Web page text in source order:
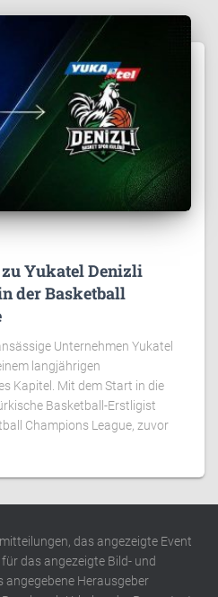
Yukatel Denizli
der Basketball
Unternehmen Yukatel
langjährigen
Kapitel. Mit dem Start in die
Basketball-Erstligist
Champions League, zuvor
das angezeigte Event
das angezeigte Bild- und
angegebene Herausgeber